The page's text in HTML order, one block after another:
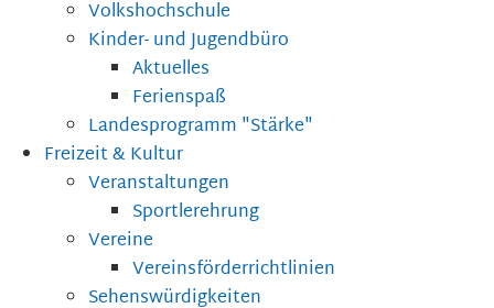
Volkshochschule
Kinder- und Jugendbüro
Aktuelles
Ferienspaß
Landesprogramm "Stärke"
Freizeit & Kultur
Veranstaltungen
Sportlerehrung
Vereine
Vereinsförderrichtlinien
Sehenswürdigkeiten